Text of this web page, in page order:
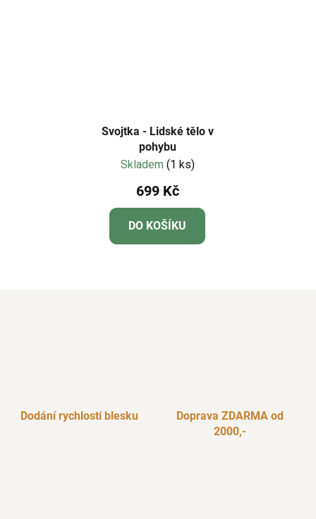
Svojtka - Lidské tělo v
pohybu
Skladem (1 ks)
699 Kč
DO KOŠÍKU
Dodání rychlostí blesku
Doprava ZDARMA od
2000,-